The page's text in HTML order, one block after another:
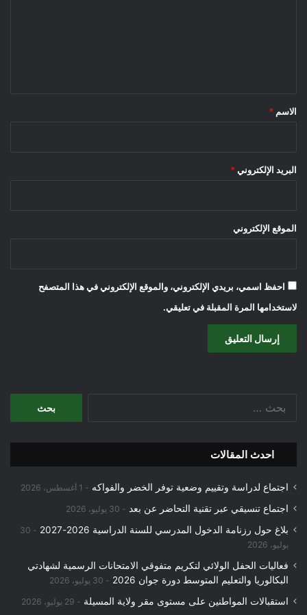
*
الاسم *
البريد الإلكتروني *
الموقع الإلكتروني
احفظ اسمي، بريدي الإلكتروني، والموقع الإلكتروني في هذا المتصفح
لاستخدامها المرة المقبلة في تعليقي.
احدث المقالات
اجتماع لدراسة وتقييم وضعية توفر الخضر والفواكه 1 أغسطس، 2026
اجتماع تنسيقي عبر تقنية التحاضر عن بعد 30 يوليو، 2026
بلاغ حول رزنامة الدخول المدرسي للسنة الدراسية 2026-2027
30
يوليو، 2026
فعاليات الحفل الولائي لتكريم متفوقي الامتحانات الرسمية لشهادتي
البكالوريا والتعليم المتوسط دورة جوان 2026
30 يوليو، 2026
استقبالات المواطنين على مستوى مقر ولاية المسيلة 29 يوليو، 2026